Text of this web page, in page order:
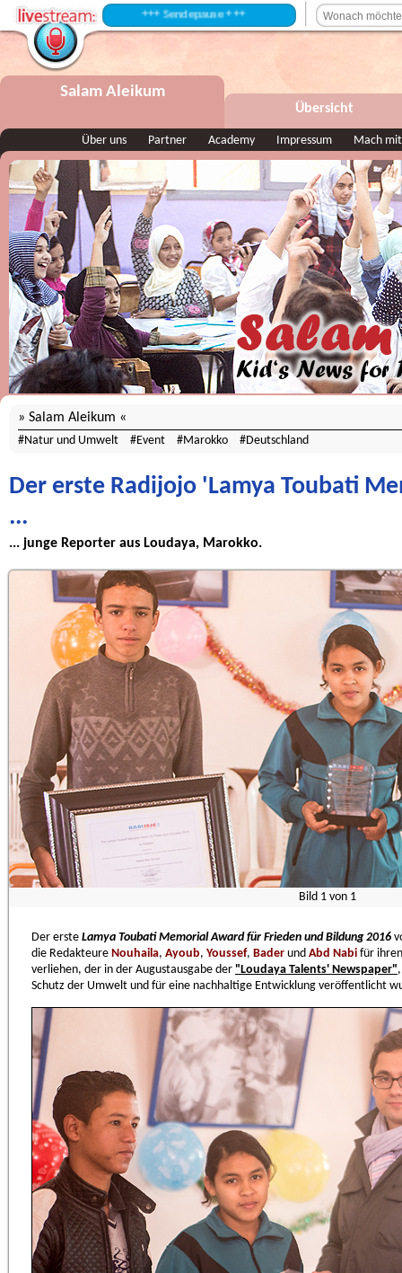
+++ Sendepause +++
Salam Aleikum
Übersicht
Über uns Partner Academy Impressum Mach mit
Salam Aleikum
Natur und Umwelt Event Marokko Deutschland
Der erste Radijojo 'Lamya Toubati
...
... junge Reporter aus Loudaya, Marokko.
Bild 1 von 1
Der erste Lamya Toubati Memorial Award für Frieden und Bildung 2016
die Redakteure Nouhaila, Ayoub, Youssef, Bader und Abd Nabi für
verliehen, der in der Augustausgabe der "Loudaya Talents' Newspaper"
Schutz der Umwelt und für eine nachhaltige Entwicklung veröffentlicht